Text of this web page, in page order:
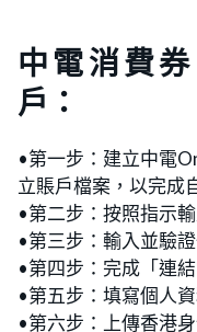
中電消費
戶：
•第一步：建立中電
立賬戶檔案，以完成
•第二步：按照指示
•第三步：輸入並驗
•第四步：完成「連結
•第五步：填寫個人
•第六步：上傳香港